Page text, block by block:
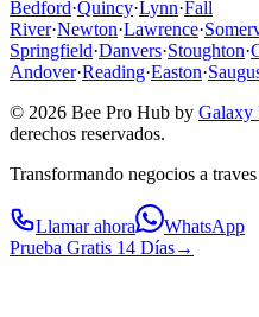
Bedford·Quincy·Lynn·Fall
River·Newton·Lawrence·
Springfield·Danvers·Stoughton·
Andover·Reading·Easton·
© 2026 Bee Pro Hub by Galaxy
derechos reservados.
Transformando negocios a
Llamar ahora
WhatsApp
Prueba Gratis 14 Días→